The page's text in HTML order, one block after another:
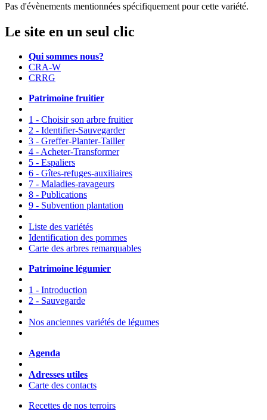
Pas d'évènements mentionnées spécifiquement pour cette variété.
Le site en un seul clic
Qui sommes nous?
CRA-W
CRRG
Patrimoine fruitier
1 - Choisir son arbre fruitier
2 - Identifier-Sauvegarder
3 - Greffer-Planter-Tailler
4 - Acheter-Transformer
5 - Espaliers
6 - Gîtes-refuges-auxiliaires
7 - Maladies-ravageurs
8 - Publications
9 - Subvention plantation
Liste des variétés
Identification des pommes
Carte des arbres remarquables
Patrimoine légumier
1 - Introduction
2 - Sauvegarde
Nos anciennes variétés de légumes
Agenda
Adresses utiles
Carte des contacts
Recettes de nos terroirs